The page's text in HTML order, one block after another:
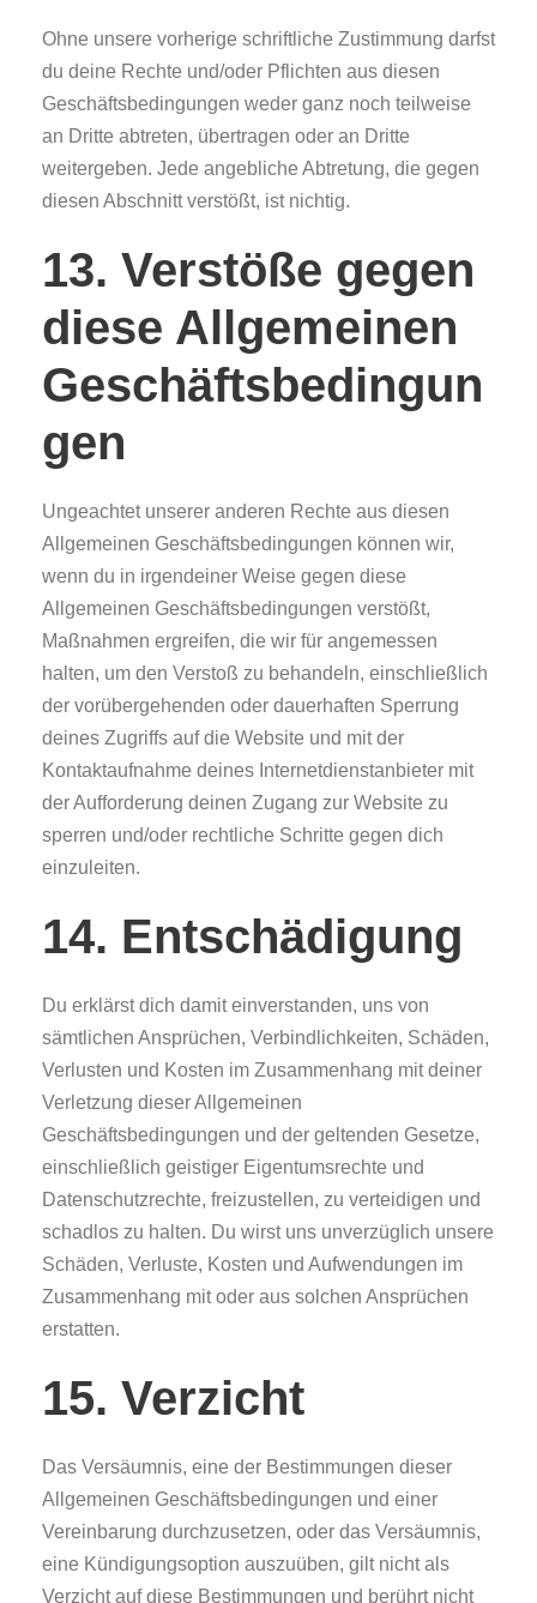
Ohne unsere vorherige schriftliche Zustimmung darfst
du deine Rechte und/oder Pflichten aus diesen
Geschäftsbedingungen weder ganz noch teilweise
an Dritte abtreten, übertragen oder an Dritte
weitergeben. Jede angebliche Abtretung, die gegen
diesen Abschnitt verstößt, ist nichtig.
13. Verstöße gegen
diese Allgemeinen
Geschäftsbedingun
gen
Ungeachtet unserer anderen Rechte aus diesen
Allgemeinen Geschäftsbedingungen können wir,
wenn du in irgendeiner Weise gegen diese
Allgemeinen Geschäftsbedingungen verstößt,
Maßnahmen ergreifen, die wir für angemessen
halten, um den Verstoß zu behandeln, einschließlich
der vorübergehenden oder dauerhaften Sperrung
deines Zugriffs auf die Website und mit der
Kontaktaufnahme deines Internetdienstanbieter mit
der Aufforderung deinen Zugang zur Website zu
sperren und/oder rechtliche Schritte gegen dich
einzuleiten.
14. Entschädigung
Du erklärst dich damit einverstanden, uns von
sämtlichen Ansprüchen, Verbindlichkeiten, Schäden,
Verlusten und Kosten im Zusammenhang mit deiner
Verletzung dieser Allgemeinen
Geschäftsbedingungen und der geltenden Gesetze,
einschließlich geistiger Eigentumsrechte und
Datenschutzrechte, freizustellen, zu verteidigen und
schadlos zu halten. Du wirst uns unverzüglich unsere
Schäden, Verluste, Kosten und Aufwendungen im
Zusammenhang mit oder aus solchen Ansprüchen
erstatten.
15. Verzicht
Das Versäumnis, eine der Bestimmungen dieser
Allgemeinen Geschäftsbedingungen und einer
Vereinbarung durchzusetzen, oder das Versäumnis,
eine Kündigungsoption auszuüben, gilt nicht als
Verzicht auf diese Bestimmungen und berührt nicht